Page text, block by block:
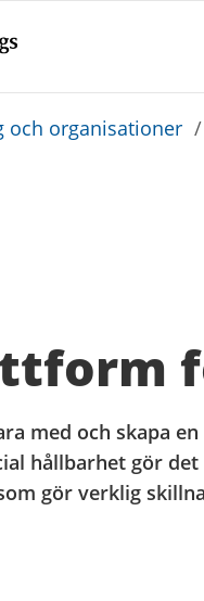
och organisationer /
med och skapa
hållbarhet gör
gör verklig